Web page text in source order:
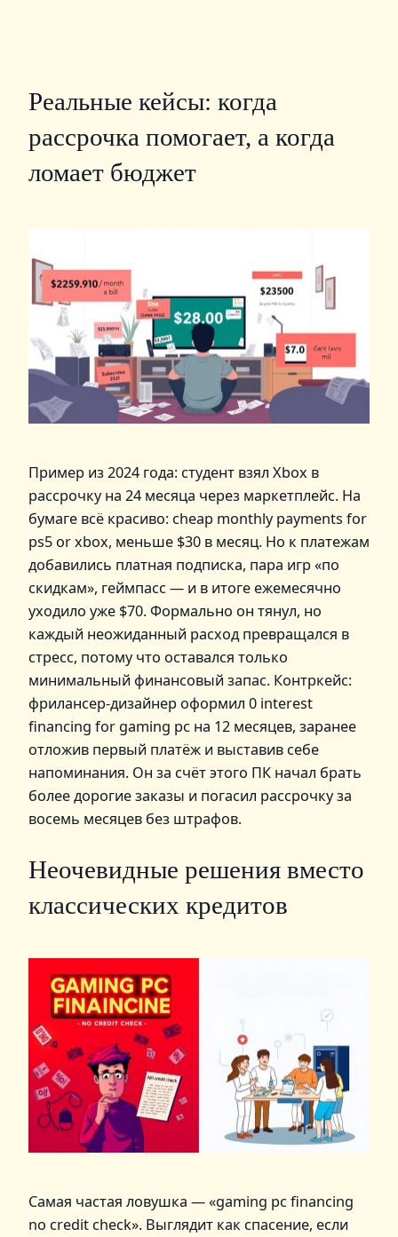
Реальные кейсы: когда
рассрочка помогает, а когда
ломает бюджет
Пример из 2024 года: студент взял Xbox в
рассрочку на 24 месяца через маркетплейс. На
бумаге всё красиво: cheap monthly payments for
ps5 or xbox, меньше $30 в месяц. Но к платежам
добавились платная подписка, пара игр «по
скидкам», геймпасс — и в итоге ежемесячно
уходило уже $70. Формально он тянул, но
каждый неожиданный расход превращался в
стресс, потому что оставался только
минимальный финансовый запас. Контркейс:
фрилансер‑дизайнер оформил 0 interest
financing for gaming pc на 12 месяцев, заранее
отложив первый платёж и выставив себе
напоминания. Он за счёт этого ПК начал брать
более дорогие заказы и погасил рассрочку за
восемь месяцев без штрафов.
Неочевидные решения вместо
классических кредитов
Самая частая ловушка — «gaming pc financing
no credit check». Выглядит как спасение, если